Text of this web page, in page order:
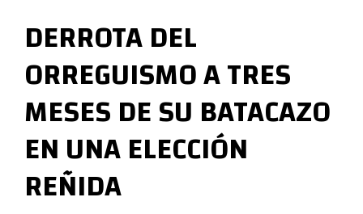
M
e
c
h
a
PERIODISMO DIGITAL
DERROTA DEL
ORREGUISMO A TRES
MESES DE SU BATACAZO
EN UNA ELECCIÓN
REÑIDA